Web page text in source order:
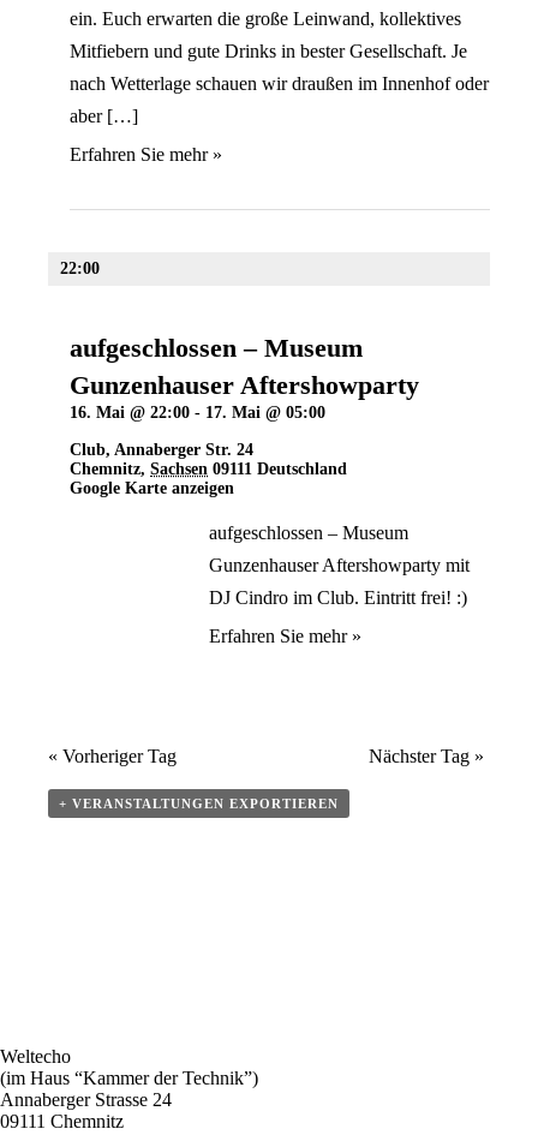
ein. Euch erwarten die große Leinwand, kollektives
Mitfiebern und gute Drinks in bester Gesellschaft. Je
nach Wetterlage schauen wir draußen im Innenhof oder
aber […]
Erfahren Sie mehr »
22:00
aufgeschlossen – Museum
Gunzenhauser Aftershowparty
16. Mai @ 22:00 - 17. Mai @ 05:00
Club, Annaberger Str. 24
Chemnitz, Sachsen 09111 Deutschland
Google Karte anzeigen
aufgeschlossen – Museum
Gunzenhauser Aftershowparty mit
DJ Cindro im Club. Eintritt frei! :)
Erfahren Sie mehr »
« Vorheriger Tag Nächster Tag »
+ VERANSTALTUNGEN EXPORTIEREN
Weltecho
(im Haus “Kammer der Technik”)
Annaberger Strasse 24
09111 Chemnitz